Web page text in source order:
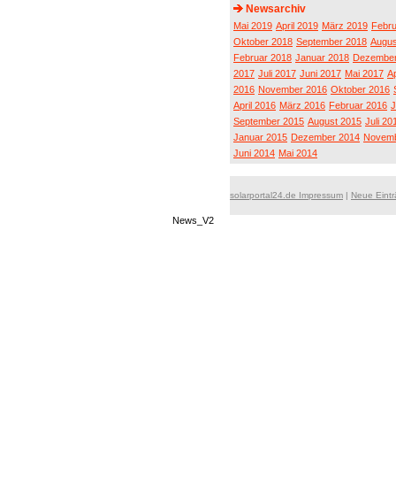
Newsarchiv
Mai 2019 April 2019 März 2019
Oktober 2018 September 2018
Februar 2018 Januar 2018
2017 Juli 2017 Juni 2017 Mai 2017
2016 November 2016 Oktober 2016
April 2016 März 2016 Februar 2016
September 2015 August 2015 Juli
Januar 2015 Dezember 2014
Juni 2014 Mai 2014
solarportal24.de Impressum | Neue
News_V2